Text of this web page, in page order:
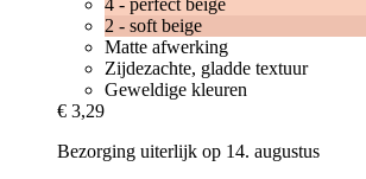
2 - soft beige
Matte afwerking
Zijdezachte, gladde textuur
Geweldige kleuren
€ 3,29
Bezorging uiterlijk op 14. augustus